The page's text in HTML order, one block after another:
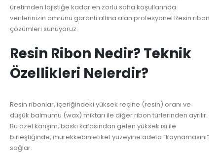
üretimden lojistiğe kadar en zorlu saha koşullarında
verilerinizin ömrünü garanti altına alan profesyonel Resin ribon
çözümleri sunuyoruz.
Resin Ribon Nedir? Teknik
Özellikleri Nelerdir?
Resin ribonlar, içeriğindeki yüksek reçine (resin) oranı ve
düşük balmumu (wax) miktarı ile diğer ribon türlerinden ayrılır.
Bu özel karışım, baskı kafasından gelen yüksek ısı ile
birleştiğinde, mürekkebin etiket yüzeyine adeta “kaynamasını”
sağlar.